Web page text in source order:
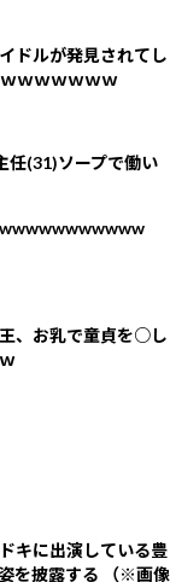
ドルが発見されてし
ｗｗｗｗｗｗ
任(31)ソープで働い
wwwwwwwwwww
、お乳で童貞を○し
キに出演している豊
を披露する （※画像